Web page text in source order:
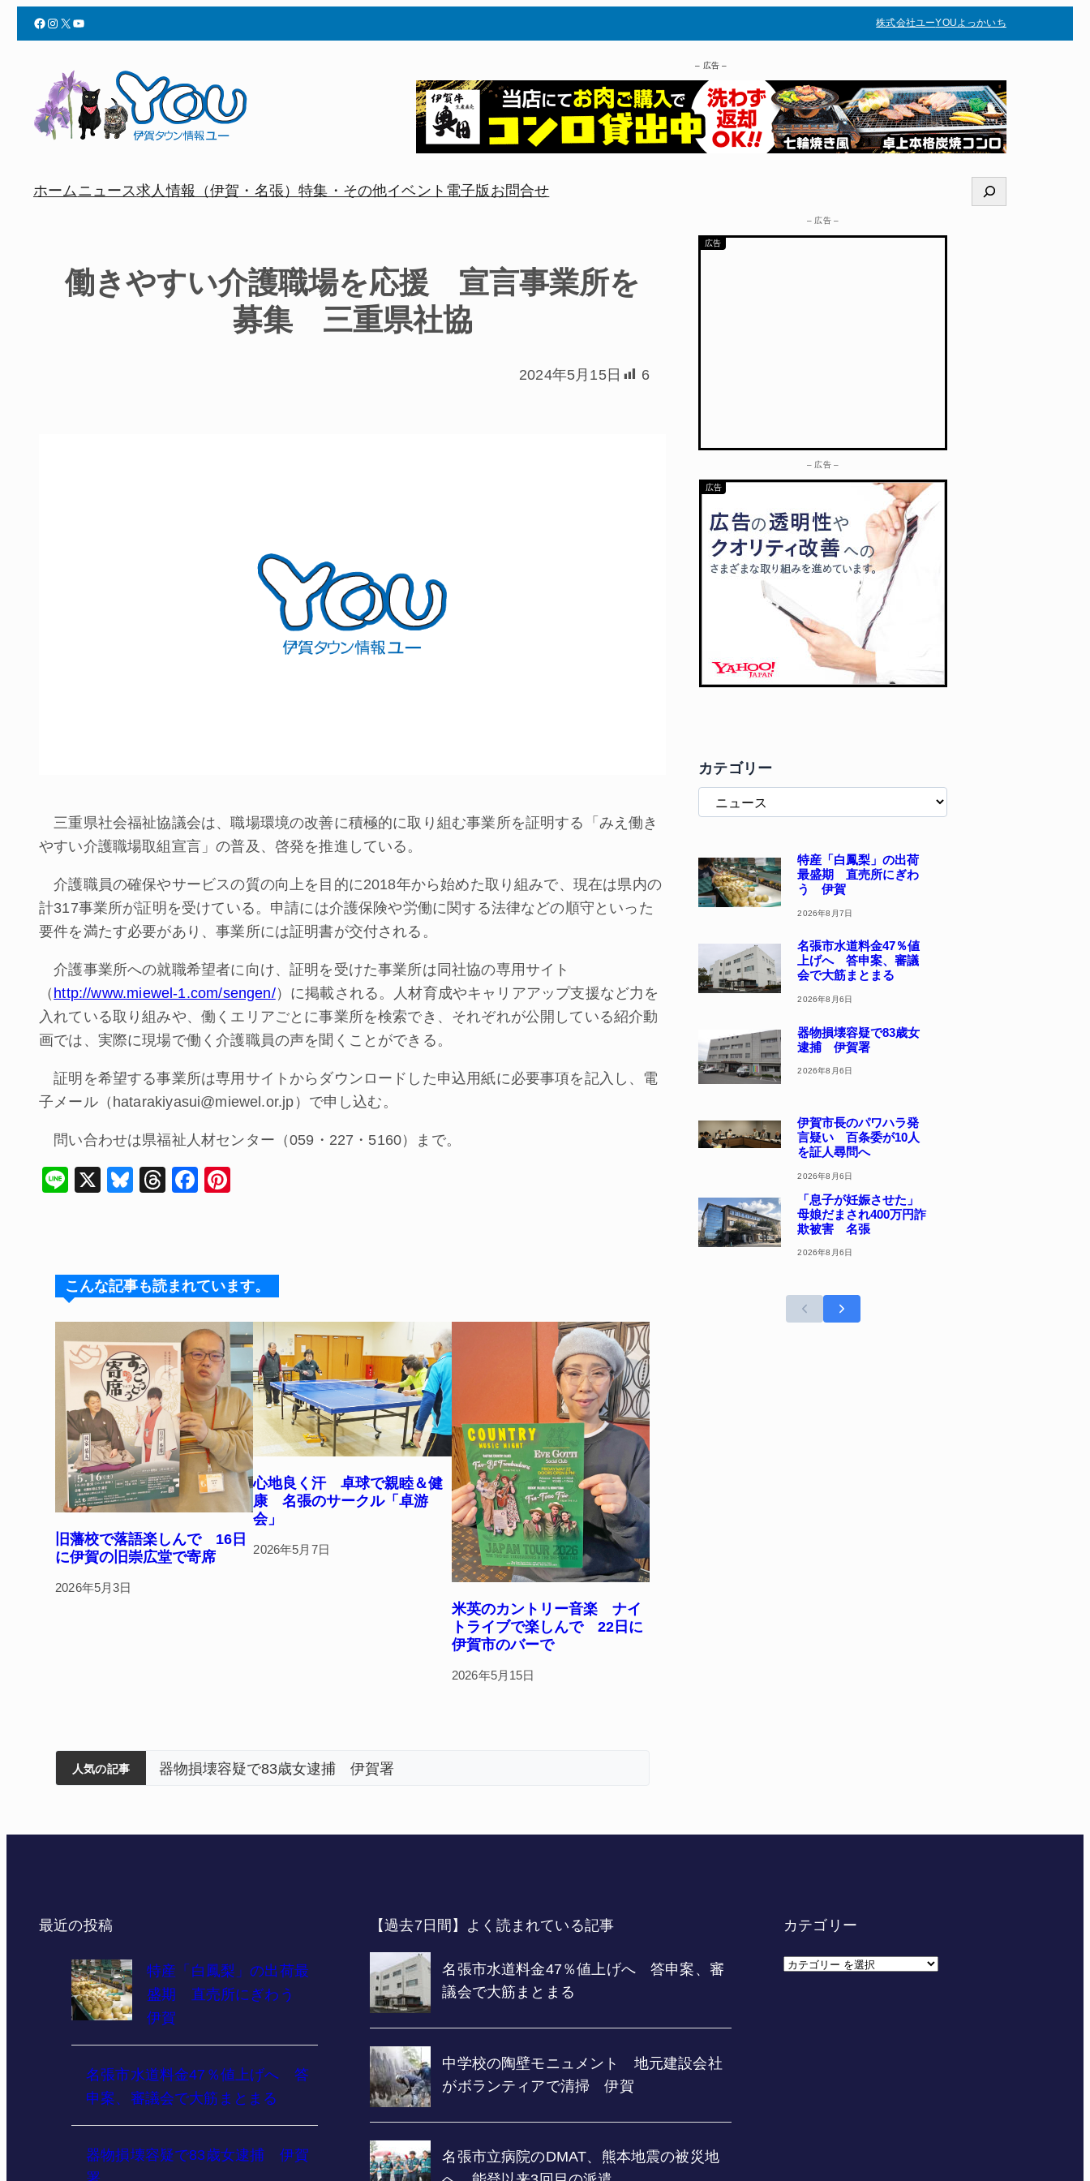
Facebook Instagram X YouTube 株式会社ユーYOUよっかいち
– 広告 –
ホームニュース求人情報（伊賀・名張）特集・その他イベント 電子版 お問合せ
検
索
働きやすい介護職場を応援 宣言事業所を
募集 三重県社協
2024年5月15日 6
三重県社会福祉協議会は、職場環境の改善に積極的に取り組む事業所を証明する「みえ働き
やすい介護職場取組宣言」の普及、啓発を推進している。
介護職員の確保やサービスの質の向上を目的に2018年から始めた取り組みで、現在は県内の
計317事業所が証明を受けている。申請には介護保険や労働に関する法律などの順守といった
要件を満たす必要があり、事業所には証明書が交付される。
介護事業所への就職希望者に向け、証明を受けた事業所は同社協の専用サイト
（ http://www.miewel-1.com/sengen/）に掲載される。人材育成やキャリアアップ支援など力を
入れている取り組みや、働くエリアごとに事業所を検索でき、それぞれが公開している紹介動
画では、実際に現場で働く介護職員の声を聞くことができる。
証明を希望する事業所は専用サイトからダウンロードした申込用紙に必要事項を記入し、電
子メール（hatarakiyasui@miewel.or.jp）で申し込む。
問い合わせは県福祉人材センター（059・227・5160）まで。
Li
X
Bl
k
T
d
F
b
o
k
st
こんな記事も読まれています。
旧藩校で落語楽しんで 16日
に伊賀の旧崇広堂で寄席
2026年5月3日
心地良く汗 卓球で親睦＆健
康 名張のサークル「卓游
会」
2026年5月7日
米英のカントリー音楽 ナイ
トライブで楽しんで 22日に
伊賀市のバーで
2026年5月15日
人気の記事
ィアで清掃 伊賀
3回目の派遣 器物損壊容疑で83歳女逮捕 伊賀署
– 広告 –
– 広告 –
カテゴリー
特産「白鳳梨」の出荷
最盛期 直売所にぎわ
う 伊賀
2026年8月7日
名張市水道料金47％値
上げへ 答申案、審議
会で大筋まとまる
2026年8月6日
器物損壊容疑で83歳女
逮捕 伊賀署
2026年8月6日
伊賀市長のパワハラ発
言疑い 百条委が10人
を証人尋問へ
2026年8月6日
「息子が妊娠させた」
母娘だまされ400万円詐
欺被害 名張
2026年8月6日
最近の投稿
特産「白鳳梨」の出荷最
盛期 直売所にぎわう
伊賀
名張市水道料金47％値上げへ 答
申案、審議会で大筋まとまる
器物損壊容疑で83歳女逮捕 伊賀
【過去7日間】よく読まれている記事 カテゴリー
カ